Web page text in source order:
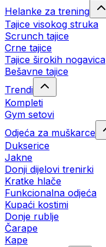
Helanke za trening
Tajice visokog struka
Scrunch tajice
Crne tajice
Tajice širokih nogavica
Bešavne tajice
Trendi
Kompleti
Gym setovi
Odjeća za muškarce
Dukserice
Jakne
Donji dijelovi trenirki
Kratke hlače
Funkcionalna odjeća
Kupaći kostimi
Donje rublje
Čarape
Kape